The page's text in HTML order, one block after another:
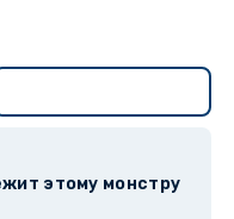
этому монстру